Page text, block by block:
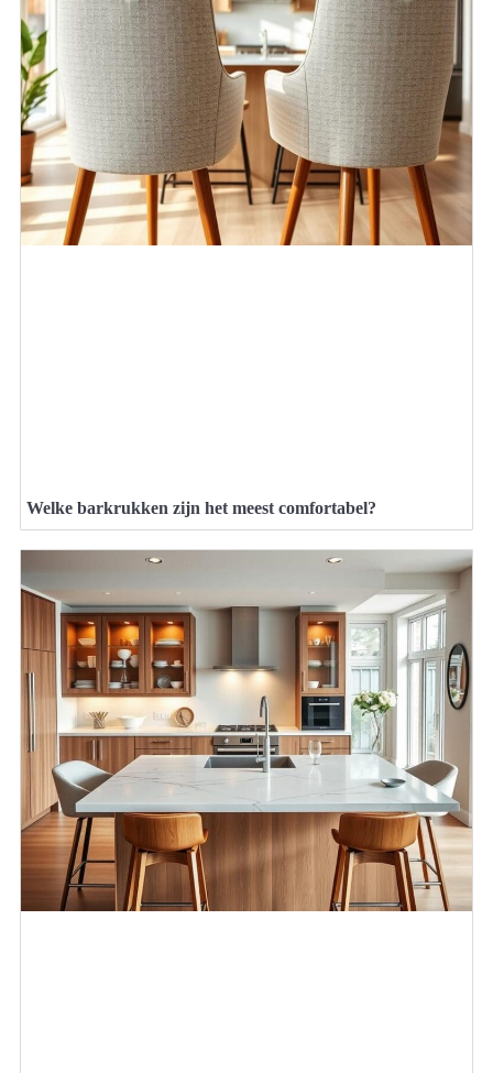
Welke barkrukken zijn het meest comfortabel?